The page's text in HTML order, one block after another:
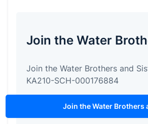
Join the Water
Join the Water Brothers and
KA210-SCH-000176884
Join the Water Brothers